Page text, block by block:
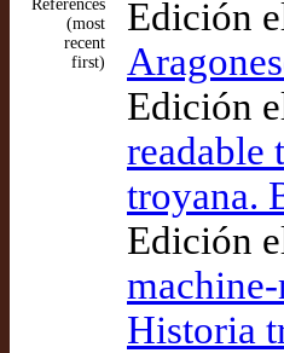
References
(most
recent
first)
Edición
Edición
readable
troyana.
Edición
Historia